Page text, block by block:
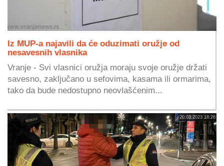
Iz MUP-a najavili da će oduzimati oružje od
nesavesnih vlasnika
Vranje - Svi vlasnici oružja moraju svoje oružje držati
savesno, zaključano u sefovima, kasama ili ormarima,
tako da bude nedostupno neovlašćenim...
20.03.2023 18:26